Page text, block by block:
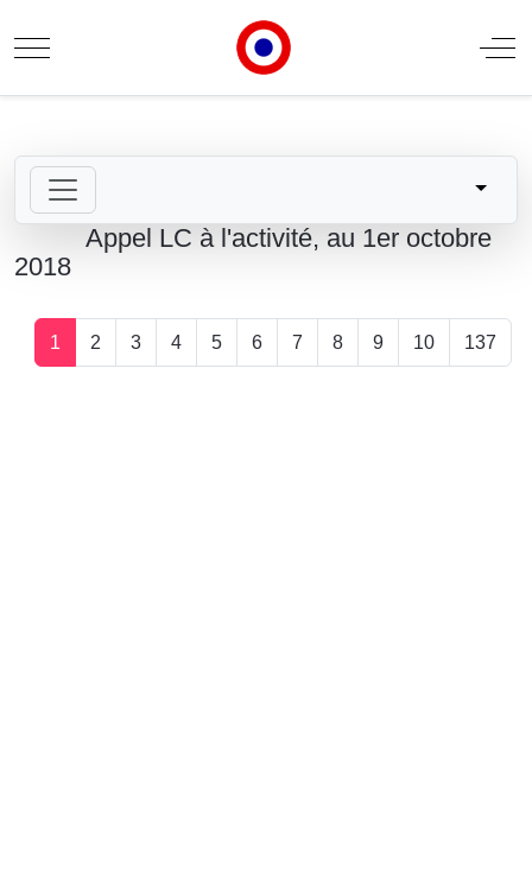
Mobile Menu Toggle Off-
Appel LC à l'activité, au 1er octobre
2018
1 2 3 4 5 6 7 8 9 10 137